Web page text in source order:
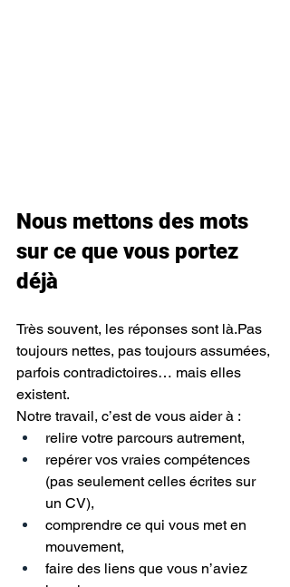
Nous mettons des mots
sur ce que vous portez
déjà
Très souvent, les réponses sont là.Pas
toujours nettes, pas toujours assumées,
parfois contradictoires… mais elles
existent.
Notre travail, c’est de vous aider à :
relire votre parcours autrement,
repérer vos vraies compétences
(pas seulement celles écrites sur
un CV),
comprendre ce qui vous met en
mouvement,
faire des liens que vous n’aviez